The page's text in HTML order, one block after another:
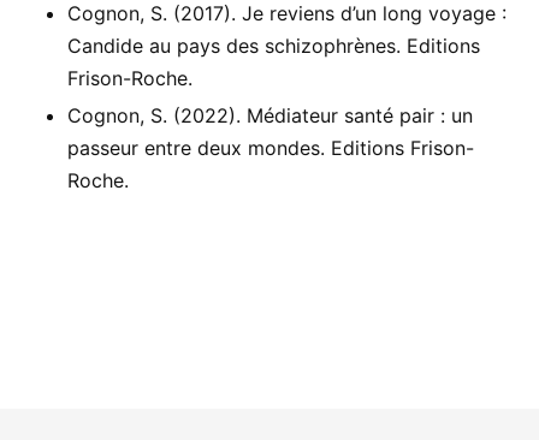
Cognon, S. (2017). Je reviens d’un long voyage :
Candide au pays des schizophrènes. Editions
Frison-Roche.
Cognon, S. (2022). Médiateur santé pair : un
passeur entre deux mondes. Editions Frison-
Roche.